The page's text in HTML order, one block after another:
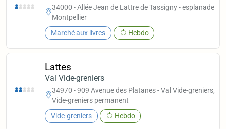
34000 - Allée Jean de Lattre de Tassigny - esplanade
Montpellier
Marché aux livres Hebdo
Lattes
Val Vide-greniers
34970 - 909 Avenue des Platanes - Val Vide-greniers,
Vide-greniers permanent
Vide-greniers Hebdo